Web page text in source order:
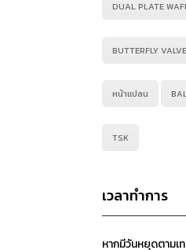
DUAL PLATE
BUTTERFLY
หน้าแปลน
TSK
เวลาทำการ
หากมีวันหยุดตาม